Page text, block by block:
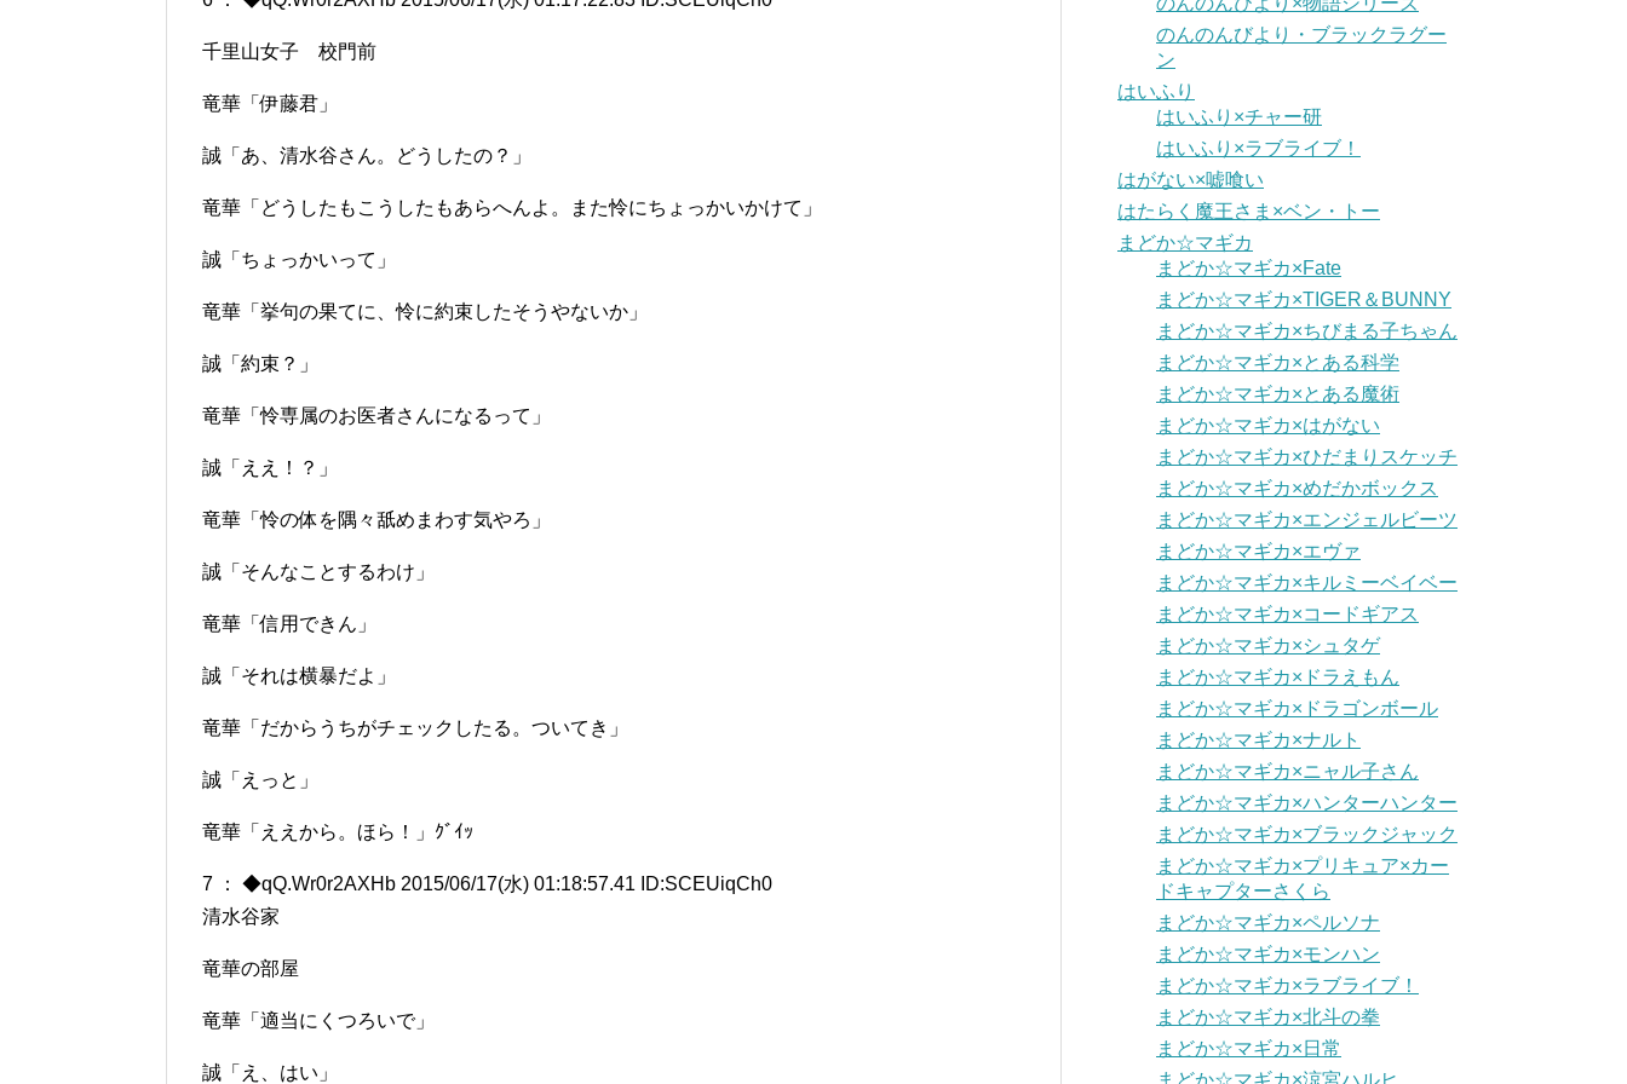
千里山女子 校門前
竜華「伊藤君」
誠「あ、清水谷さん。どうしたの？」
竜華「どうしたもこうしたもあらへんよ。また怜にちょっかいかけて」
誠「ちょっかいって」
竜華「挙句の果てに、怜に約束したそうやないか」
誠「約束？」
竜華「怜専属のお医者さんになるって」
誠「ええ！？」
竜華「怜の体を隅々舐めまわす気やろ」
誠「そんなことするわけ」
竜華「信用できん」
誠「それは横暴だよ」
竜華「だからうちがチェックしたる。ついてき」
誠「えっと」
竜華「ええから。ほら！」ｸﾞｲｯ
7 ： ◆qQ.Wr0r2AXHb 2015/06/17(水) 01:18:57.41 ID:SCEUiqCh0
清水谷家
竜華の部屋
竜華「適当にくつろいで」
誠「え、はい」
のんのんびより・ブラックラグー
ン
はいふり
はいふり×チャー研
はいふり×ラブライブ！
はがない×嘘喰い
はたらく魔王さま×ベン・トー
まどか☆マギカ
まどか☆マギカ×Fate
まどか☆マギカ×TIGER＆BUNNY
まどか☆マギカ×ちびまる子ちゃん
まどか☆マギカ×とある科学
まどか☆マギカ×とある魔術
まどか☆マギカ×はがない
まどか☆マギカ×ひだまりスケッチ
まどか☆マギカ×めだかボックス
まどか☆マギカ×エンジェルビーツ
まどか☆マギカ×エヴァ
まどか☆マギカ×キルミーベイベー
まどか☆マギカ×コードギアス
まどか☆マギカ×シュタゲ
まどか☆マギカ×ドラえもん
まどか☆マギカ×ドラゴンボール
まどか☆マギカ×ナルト
まどか☆マギカ×ニャル子さん
まどか☆マギカ×ハンターハンター
まどか☆マギカ×ブラックジャック
まどか☆マギカ×プリキュア×カー
ドキャプターさくら
まどか☆マギカ×ペルソナ
まどか☆マギカ×モンハン
まどか☆マギカ×ラブライブ！
まどか☆マギカ×北斗の拳
まどか☆マギカ×日常
まどか☆マギカ×涼宮ハルヒ